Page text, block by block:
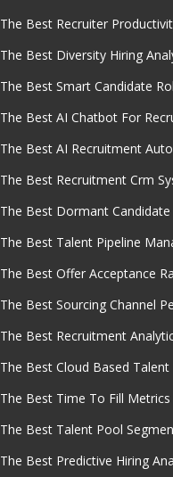
The Best Recruiter
The Best Diversity Hiring
The Best Smart Candidate
The Best AI Chatbot For
The Best AI Recruitment
The Best Recruitment Crm
The Best Dormant
The Best Talent Pipeline
The Best Offer Acceptance
The Best Sourcing Channel
The Best Recruitment
The Best Cloud Based
The Best Time To Fill
The Best Talent Pool
The Best Predictive Hiring